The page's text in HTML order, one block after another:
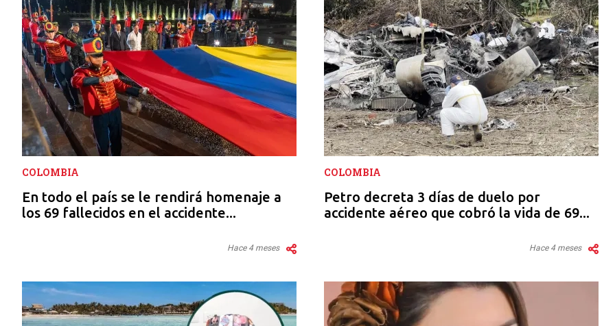
COLOMBIA
En todo el país se le rendirá homenaje a
los 69 fallecidos en el accidente...
Hace 4 meses
COLOMBIA
Petro decreta 3 días de duelo por
accidente aéreo que cobró la vida de 69...
Hace 4 meses